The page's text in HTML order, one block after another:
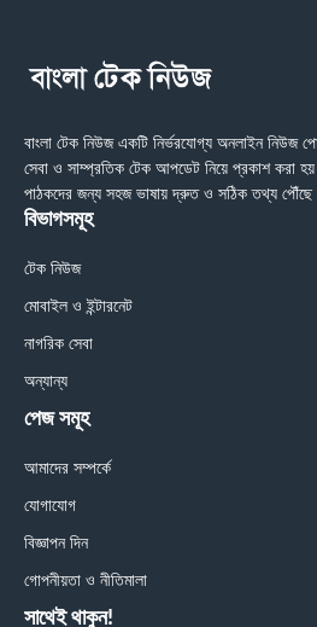
বাংলা টেক নিউজ একটি নির্ভরযোগ্য অনলাইন নিউজ
সেবা ও সাম্প্রতিক টেক আপডেট নিয়ে প্রকাশ করা
পাঠকদের জন্য সহজ ভাষায় দ্রুত ও সঠিক তথ্য পৌঁছে
বিভাগসমূহ
টেক নিউজ
মোবাইল ও ইন্টারনেট
নাগরিক সেবা
অন্যান্য
পেজ সমূহ
আমাদের সম্পর্কে
যোগাযোগ
বিজ্ঞাপন দিন
গোপনীয়তা ও নীতিমালা
সাথেই থাকুন!